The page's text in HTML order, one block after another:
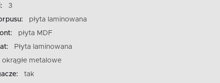
3
płyta laminowana
płyta MDF
Płyta laminowana
okrągłe metalowe
tak